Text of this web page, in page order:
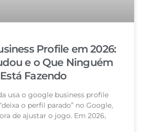
Profile em 2026:
e o Que Ninguém
Está Fazendo
usa o google business profile
o perfil parado” no Google,
de ajustar o jogo. Em 2026,